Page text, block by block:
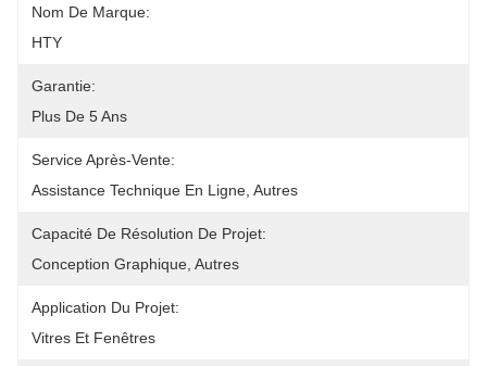
Nom De Marque:
HTY
Garantie:
Plus De 5 Ans
Service Après-Vente:
Assistance Technique En Ligne, Autres
Capacité De Résolution De Projet:
Conception Graphique, Autres
Application Du Projet:
Vitres Et Fenêtres